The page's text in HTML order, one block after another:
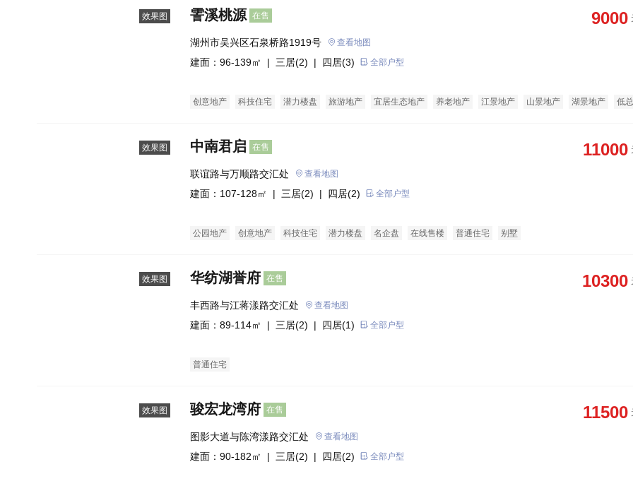
效果图 霅溪桃源 在售 9000
湖州市吴兴区石泉桥路1919号 查看地图
建面：96-139㎡ | 三居(2) | 四居(3) 全部户型
创意地产 科技住宅 潜力楼盘 旅游地产 宜居生态地产 养老地产 江景地产 山景地产 湖景地产
低
效果图 中南君启 在售 11000
联谊路与万顺路交汇处 查看地图
建面：107-128㎡ | 三居(2) | 四居(2) 全部户型
公园地产 创意地产 科技住宅 潜力楼盘 名企盘 在线售楼 普通住宅 别墅
效果图 华纺湖誉府 在售 10300
丰西路与江蒋漾路交汇处 查看地图
建面：89-114㎡ | 三居(2) | 四居(1) 全部户型
普通住宅
效果图 骏宏龙湾府 在售 11500
图影大道与陈湾漾路交汇处 查看地图
建面：90-182㎡ | 三居(2) | 四居(2) 全部户型